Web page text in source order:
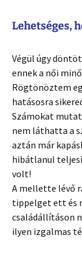
Lehetséges,
Végül úgy
ennek a női
Rögtönöztem
hatásosra
Számokat
nem láthatta a
aztán már
hibátlanul
volt!
A mellette lévő
tippelget ett és
családállításon
ilyen izgalmas